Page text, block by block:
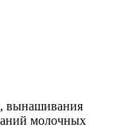
вынашивания
молочных